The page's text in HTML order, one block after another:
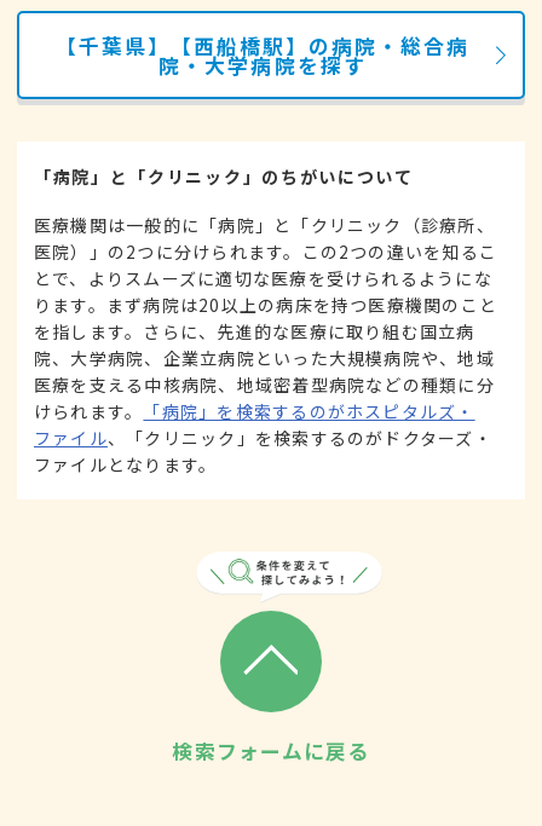
【千葉県】【西船橋駅】の病院・総合病
院・大学病院を探す
「病院」と「クリニック」のちがいについて
医療機関は一般的に「病院」と「クリニック（診療所、
医院）」の2つに分けられます。この2つの違いを知るこ
とで、よりスムーズに適切な医療を受けられるようにな
ります。まず病院は20以上の病床を持つ医療機関のこと
を指します。さらに、先進的な医療に取り組む国立病
院、大学病院、企業立病院といった大規模病院や、地域
医療を支える中核病院、地域密着型病院などの種類に分
けられます。
「病院」を検索するのがホスピタルズ・
ファイル、「クリニック」を検索するのがドクターズ・
ファイルとなります。
検索フォームに戻る